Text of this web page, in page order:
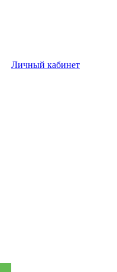
Личный кабинет